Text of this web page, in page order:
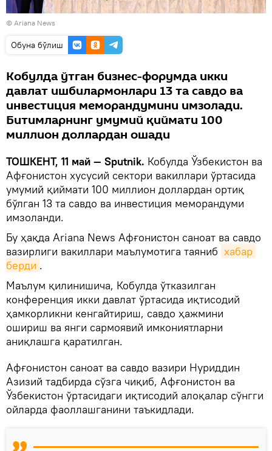
© Ariana News
Oбуна бўлиш
Кобулда ўтган бизнес-форумда икки
давлат ишбилармонлари 13 та савдо ва
инвестиция меморандумини имзолади.
Битимларнинг умумий қиймати 100
миллион доллардан ошади
ТОШКЕНТ, 11 май — Sputnik. Кобулда Ўзбекистон ва
Афғонистон хусусий сектори вакиллари ўртасида
умумий қиймати 100 миллион доллардан ортиқ
бўлган 13 та савдо ва инвестиция меморандуми
имзоланди.
Бу ҳақда Ariana News Афғонистон саноат ва савдо
вазирлиги вакиллари маълумотига таяниб хабар
берди .
Маълум қилинишича, Кобулда ўтказилган
конференция икки давлат ўртасида иқтисодий
ҳамкорликни кенгайтириш, савдо ҳажмини
ошириш ва янги сармоявий имкониятларни
аниқлашга қаратилган.
Афғонистон саноат ва савдо вазири Нуриддин
Азизий тадбирда сўзга чиқиб, Афғонистон ва
Ўзбекистон ўртасидаги иқтисодий алоқалар сўнгги
ойларда фаоллашганини таъкидлади.